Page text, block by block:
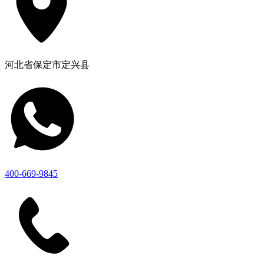
河北省保定市定兴县
400-669-9845